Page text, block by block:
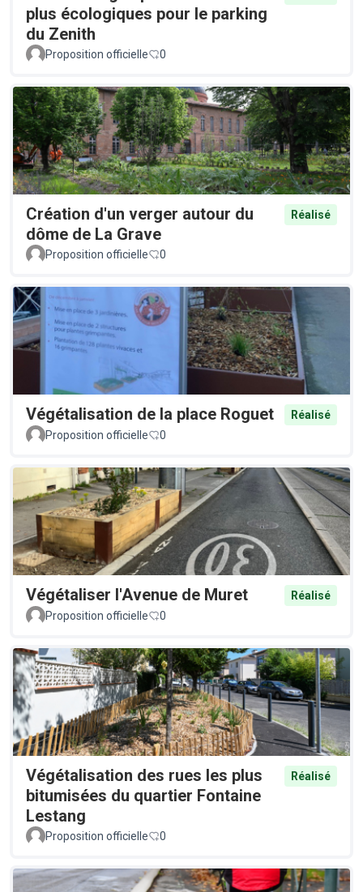
plus écologiques pour le parking
du Zenith
Proposition officielle 0
Création d'un verger autour du
dôme de La Grave
Réalisé
Proposition officielle 0
Végétalisation de la place Roguet
Réalisé
Proposition officielle
0
Végétaliser l'Avenue de Muret
Réalisé
Proposition officielle
0
Végétalisation des rues les plus
bitumisées du quartier Fontaine
Lestang
Réalisé
Proposition officielle 0